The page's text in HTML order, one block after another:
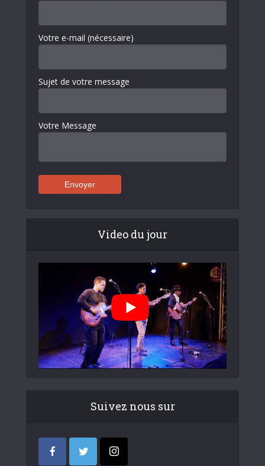
Votre e-mail (nécessaire)
Sujet de votre message
Votre Message
Video du jour
Suivez nous sur